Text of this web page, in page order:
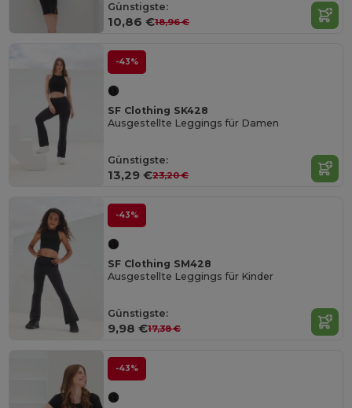
Günstigste:
10,86 €18,96 €
-43%
SF Clothing SK428
Ausgestellte Leggings für Damen
Günstigste:
13,29 €23,20 €
-43%
SF Clothing SM428
Ausgestellte Leggings für Kinder
Günstigste:
9,98 €17,38 €
-43%